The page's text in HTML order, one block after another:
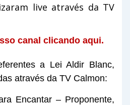
live através da TV
canal clicando aqui.
a Lei Aldir Blanc,
através da TV Calmon:
Encantar – Proponente,